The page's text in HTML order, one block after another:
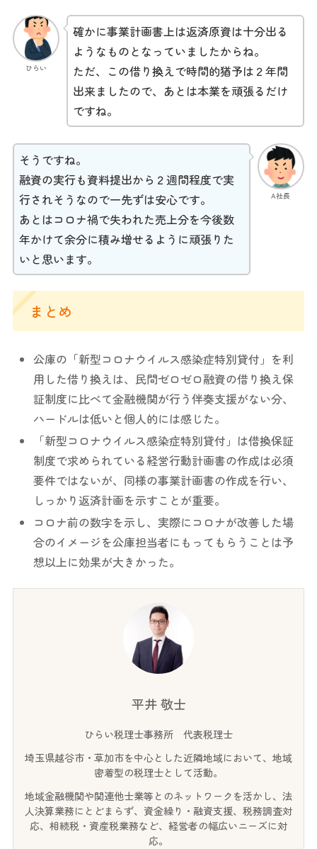
ひらい
確かに事業計画書上は返済原資は十分出る
ようなものとなっていましたからね。
ただ、この借り換えで時間的猶予は２年間
出来ましたので、あとは本業を頑張るだけ
ですね。
A社長
そうですね。
融資の実行も資料提出から２週間程度で実
行されそうなので一先ずは安心です。
あとはコロナ禍で失われた売上分を今後数
年かけて余分に積み増せるように頑張りた
いと思います。
まとめ
公庫の「新型コロナウイルス感染症特別貸付」を利
用した借り換えは、民間ゼロゼロ融資の借り換え保
証制度に比べて金融機関が行う伴奏支援がない分、
ハードルは低いと個人的には感じた。
「新型コロナウイルス感染症特別貸付」は借換保証
制度で求められている経営行動計画書の作成は必須
要件ではないが、同様の事業計画書の作成を行い、
しっかり返済計画を示すことが重要。
コロナ前の数字を示し、実際にコロナが改善した場
合のイメージを公庫担当者にもってもらうことは予
想以上に効果が大きかった。
平井 敬士
ひらい税理士事務所 代表税理士
埼玉県越谷市・草加市を中心とした近隣地域において、地域
密着型の税理士として活動。
地域金融機関や関連他士業等とのネットワークを活かし、法
人決算業務にとどまらず、資金繰り・融資支援、税務調査対
応、相続税・資産税業務など、経営者の幅広いニーズに対
応。